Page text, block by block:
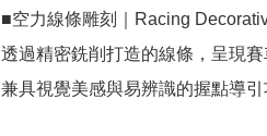
■空力線條雕刻｜Racing
透過精密銑削打造的線條，呈現賽
兼具視覺美感與易辨識的握點導引